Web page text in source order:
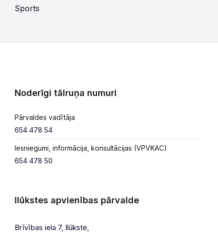
Sports
Noderīgi tālruņa numuri
Pārvaldes vadītāja
654 478 54
Iesniegumi, informācija, konsultācijas (VPVKAC)
654 478 50
Ilūkstes apvienības pārvalde
Brīvības iela 7, Ilūkste,